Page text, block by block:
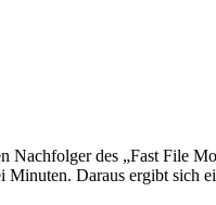
des „Fast File
Daraus ergibt sich